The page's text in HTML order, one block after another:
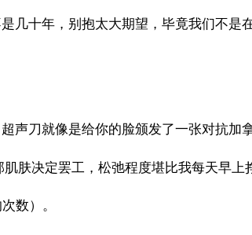
几十年，别抱太大期望，毕竟我们不是
刀就像是给你的脸颁发了一张对抗加
肤决定罢工，松弛程度堪比我每天早上
数）。